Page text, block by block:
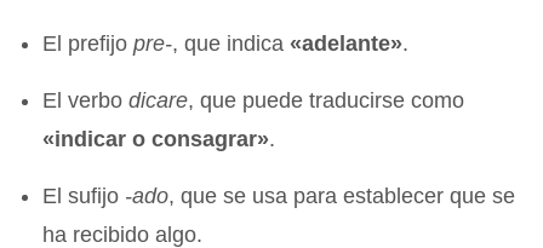
El prefijopre-, que indica «adelante».
El verbodicare, que puede traducirse como
«indicar o consagrar».
El sufijo -ado, que se usa para establecer que se
ha recibido algo.